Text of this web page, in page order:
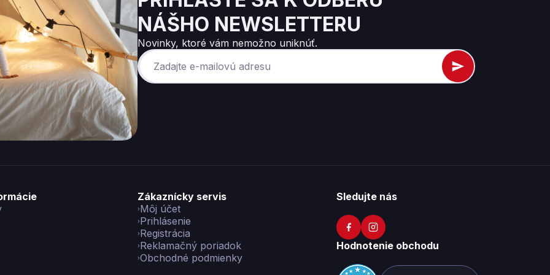
NÁŠHO NEWSLETTERU
Novinky, ktoré vám nemožno uniknúť.
Zákaznícky servis
Môj účet
Prihlásenie
Registrácia
Reklamačný poriadok
Obchodné podmienky
Sledujte nás
Hodnotenie obchodu